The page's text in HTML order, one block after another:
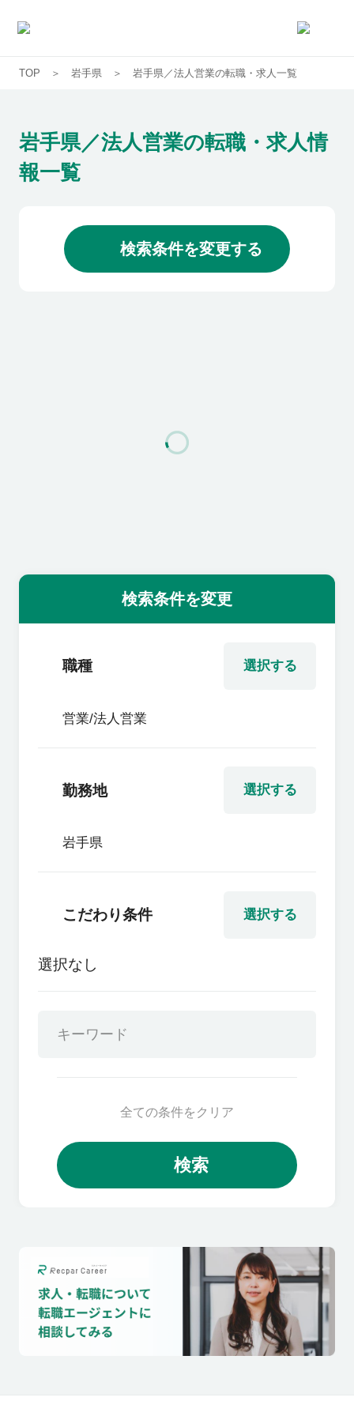
求人一覧
企業一覧
よくあるご質問
企業の担当者様
TOP 岩手県 岩手県／法人営業の転職・求人一覧
岩手県／法人営業の転職・求人情
報一覧
検索条件を変更する
検索条件を変更
選択する
職種
営業/法人営業
選択する
勤務地
岩手県
選択する
こだわり条件
選択なし
全ての条件をクリア
検索